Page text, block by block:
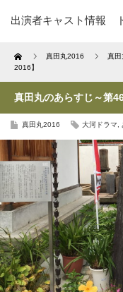
出演者キャスト情報
Home 真田丸2016
真田
2016】
真田丸のあらすじ～第
真田丸2016 大河ドラマ